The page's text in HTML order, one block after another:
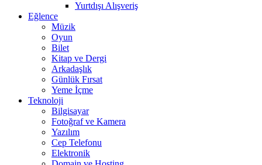
Yurtdışı Alışveriş
Eğlence
Müzik
Oyun
Bilet
Kitap ve Dergi
Arkadaşlık
Günlük Fırsat
Yeme İçme
Teknoloji
Bilgisayar
Fotoğraf ve Kamera
Yazılım
Cep Telefonu
Elektronik